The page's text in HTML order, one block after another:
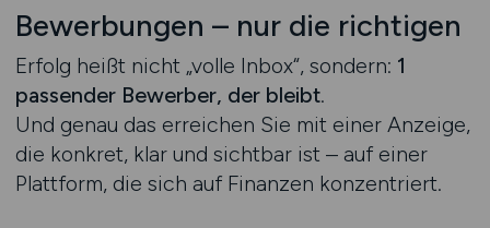
Bewerbungen – nur die richtigen
Erfolg heißt nicht „volle Inbox“, sondern: 1
passender Bewerber, der bleibt.
Und genau das erreichen Sie mit einer Anzeige,
die konkret, klar und sichtbar ist – auf einer
Plattform, die sich auf Finanzen konzentriert.